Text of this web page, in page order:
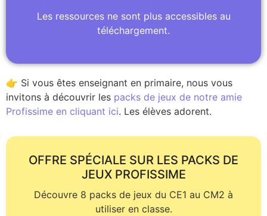
Les ressources ne sont plus accessibles au
téléchargement.
👉 Si vous êtes enseignant en primaire, nous vous
invitons à découvrir les packs de jeux de notre amie
Profissime en cliquant ici. Les élèves adorent.
OFFRE SPÉCIALE SUR LES PACKS DE
JEUX PROFISSIME
Découvre 8 packs de jeux du CE1 au CM2 à
utiliser en classe.